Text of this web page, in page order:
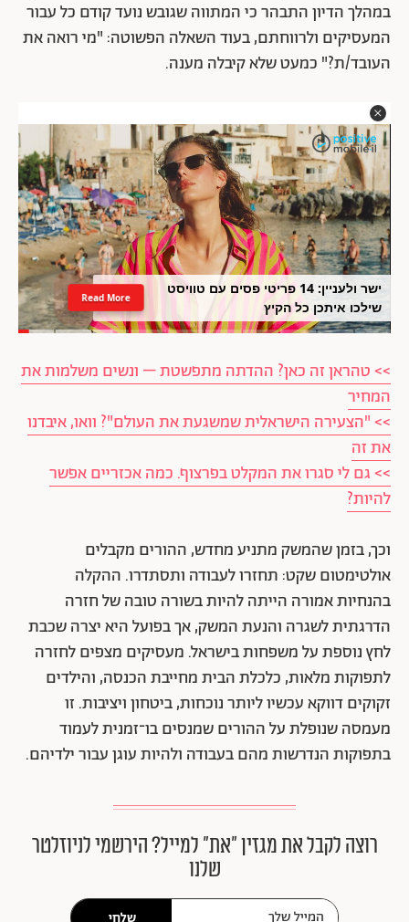
במהלך הדיון התבהר כי המתווה שגובש נועד קודם כל עבור
המעסיקים ולרווחתם, בעוד השאלה הפשוטה: "מי רואה את
העובד/ת?" כמעט שלא קיבלה מענה.
ישר ולעניין: 14 פריטי פסים עם טוויסט
שילכו איתכן כל הקיץ
Read More
>> טהראן זה כאן? ההדתה מתפשטת – ונשים משלמות את
המחיר
>> "הצעירה הישראלית שמשגעת את העולם"? וואו, איבדנו
את זה
>> גם לי סגרו את המקלט בפרצוף. כמה אכזריים אפשר
להיות?
וכך, בזמן שהמשק מתניע מחדש, ההורים מקבלים
אולטימטום שקט: תחזרו לעבודה ותסתדרו. ההקלה
בהנחיות אמורה הייתה להיות בשורה טובה של חזרה
הדרגתית לשגרה והנעת המשק, אך בפועל היא יצרה שכבת
לחץ נוספת על משפחות בישראל. מעסיקים מצפים לחזרה
לתפוקות מלאות, כלכלת הבית מחייבת הכנסה, והילדים
זקוקים דווקא עכשיו ליותר נוכחות, ביטחון ויציבות. זו
מעמסה שנופלת על ההורים שמנסים בו־זמנית לעמוד
בתפוקות הנדרשות מהם בעבודה ולהיות עוגן עבור ילדיהם.
רוצה לקבל את מגזין ״את״ למייל? הירשמי לניוזלטר
שלנו
שלחי